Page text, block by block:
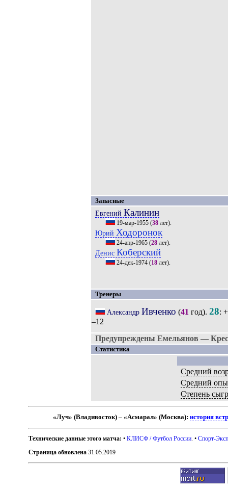
Запасные
Евгений Калинин
19-мар-1955(38лет).
Юрий Ходоронок
24-апр-1965(28лет).
Денис Коберский
24-дек-1974(18лет).
Тренеры
Александр Ивченко (41 год). 28: +
–12
Предупреждены Емельянов —
Статистика
Средний
Средний
Степень
«Луч» (Владивосток) – «Асмарал» (Москва):история
Технические данные этого матча: •КЛИСФ / Футбол России . •Спорт-
Страница обновлена 31.05.2019